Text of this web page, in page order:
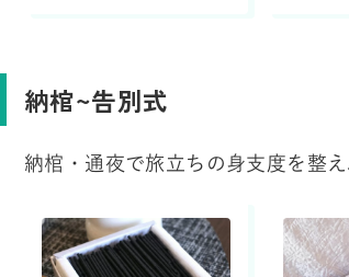
納棺~告別式
納棺・通夜で旅立ちの身支度を整